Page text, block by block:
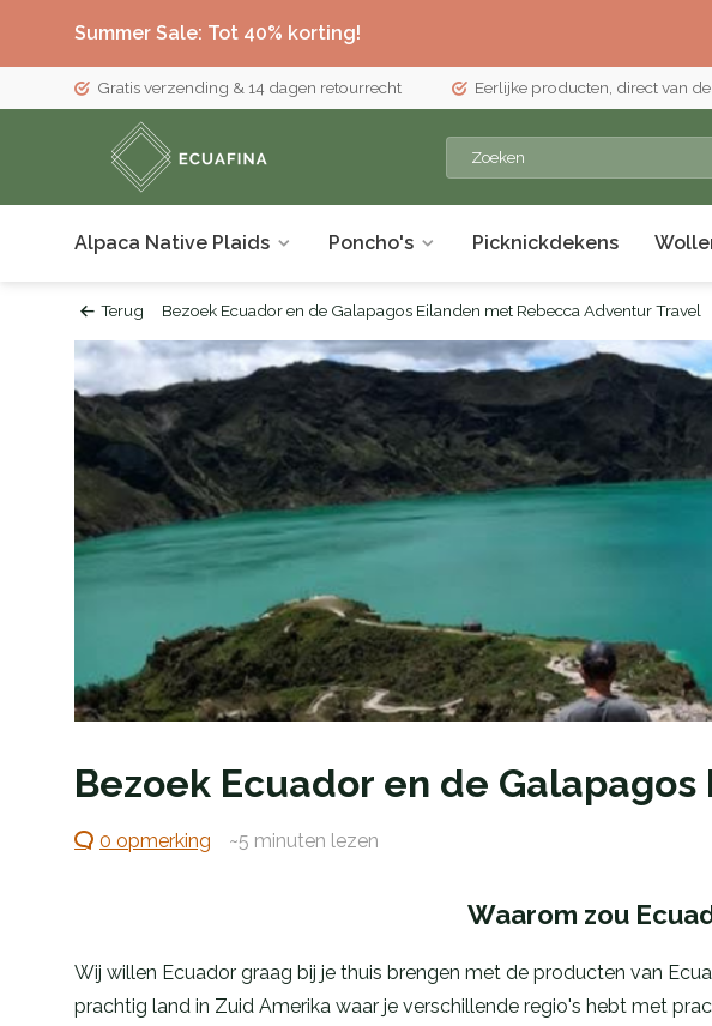
Summer Sale: Tot 40% korting!
Gratis verzending & 14 dagen retourrecht Eerlijke producten, direct van
Alpaca Native Plaids Poncho's Picknickdekens
Terug Bezoek Ecuador en de Galapagos Eilanden met Rebecca Adventur Travel
Bezoek Ecuador en de
0 opmerking ~5 minuten lezen
Waarom zou
Wij willen Ecuador graag bij je thuis brengen met de producten van
prachtig land in Zuid Amerika waar je verschillende regio's hebt met